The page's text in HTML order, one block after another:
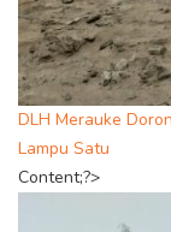
DLH Merauke
Lampu Satu
Content;?>